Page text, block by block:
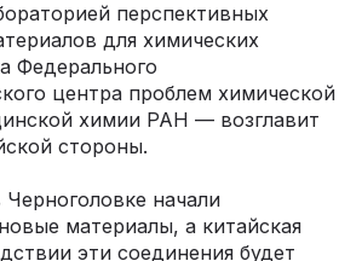
перспективных
для химических
Федерального
центра проблем химической
химии РАН — возглавит
стороны.
начали
материалы, а китайская
эти соединения будет